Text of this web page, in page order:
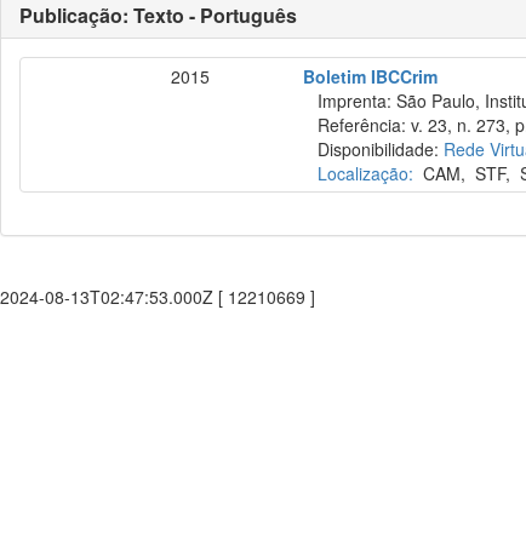
Publicação: Texto - Português
2015
Boletim IBCCrim
Imprenta: São Paulo,
Referência: v. 23, n. 273,
Disponibilidade: Rede
Localização: CAM,STF,
2024-08-13T02:47:53.000Z [ 12210669 ]